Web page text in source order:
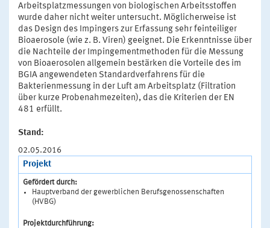
Arbeitsplatzmessungen von biologischen Arbeitsstoffen
wurde daher nicht weiter untersucht. Möglicherweise ist
das Design des Impingers zur Erfassung sehr feinteiliger
Bioaerosole (wie z. B. Viren) geeignet. Die Erkenntnisse über
die Nachteile der Impingementmethoden für die Messung
von Bioaerosolen allgemein bestärken die Vorteile des im
BGIA angewendeten Standardverfahrens für die
Bakterienmessung in der Luft am Arbeitsplatz (Filtration
über kurze Probenahmezeiten), das die Kriterien der EN
481 erfüllt.
Stand:
02.05.2016
Projekt
Gefördert durch:
Hauptverband der gewerblichen Berufsgenossenschaften
(HVBG)
Projektdurchführung: